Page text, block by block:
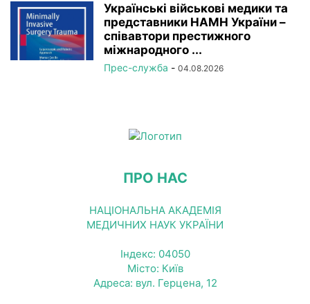
Українські військові медики та
представники НАМН України –
співавтори престижного
міжнародного ...
Прес-служба - 04.08.2026
ПРО НАС
НАЦІОНАЛЬНА АКАДЕМІЯ
МЕДИЧНИХ НАУК УКРАЇНИ
Індекс: 04050
Місто: Київ
Адреса: вул. Герцена, 12